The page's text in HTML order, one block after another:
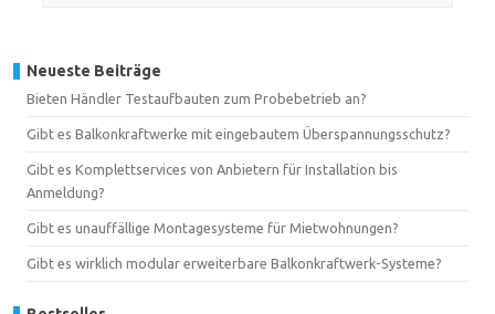
Neueste Beiträge
Bieten Händler Testaufbauten zum Probebetrieb an?
Gibt es Balkonkraftwerke mit eingebautem Überspannungsschutz?
Gibt es Komplettservices von Anbietern für Installation bis
Anmeldung?
Gibt es unauffällige Montagesysteme für Mietwohnungen?
Gibt es wirklich modular erweiterbare Balkonkraftwerk-Systeme?